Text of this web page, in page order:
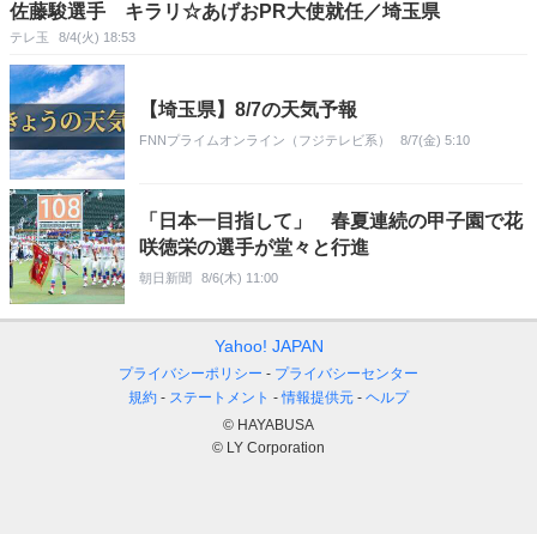
佐藤駿選手 キラリ☆あげおPR大使就任／埼玉県
テレ玉 8/4(火) 18:53
【埼玉県】8/7の天気予報
FNNプライムオンライン（フジテレビ系） 8/7(金) 5:10
「日本一目指して」 春夏連続の甲子園で花
咲徳栄の選手が堂々と行進
朝日新聞 8/6(木) 11:00
Yahoo! JAPAN
プライバシーポリシー
プライバシーセンター
規約
ステートメント 情報提供元
ヘルプ
© HAYABUSA
© LY Corporation